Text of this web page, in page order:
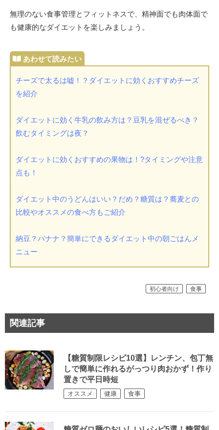
無理のない食事管理とフィットネスで、精神面でも肉体面で
も健康的なダイエットを楽しみましょう。
チーズで太るは嘘！？ダイエットに効くおすすめチーズ
を紹介
ダイエットに効く牛乳の飲み方は？豆乳を混ぜるべき？
飲むタイミングは夜？
ダイエットに効くおすすめの果物は！?タイミングや注意
点も！
ダイエット中のうどんはいい？だめ？糖質は？蕎麦との
比較やオススメの食べ方もご紹介
納豆？バナナ？簡単にできるダイエット中の朝ごはんメ
ニュー
初心者向け 食事
関連記事
【糖質制限レシピ10選】レンチン、包丁無
しで簡単に作れるがっつり肉おかず！作り
置きで平日時短
オススメ 健康 食事